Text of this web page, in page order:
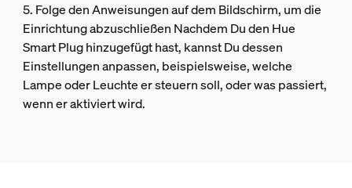
5. Folge den Anweisungen auf dem Bildschirm, um die
Einrichtung abzuschließen Nachdem Du den Hue
Smart Plug hinzugefügt hast, kannst Du dessen
Einstellungen anpassen, beispielsweise, welche
Lampe oder Leuchte er steuern soll, oder was passiert,
wenn er aktiviert wird.